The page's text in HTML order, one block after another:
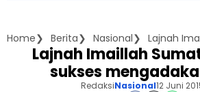
Home Berita Nasional
Lajnah Imaillah
sukses
RedaksiNasional12 Juni